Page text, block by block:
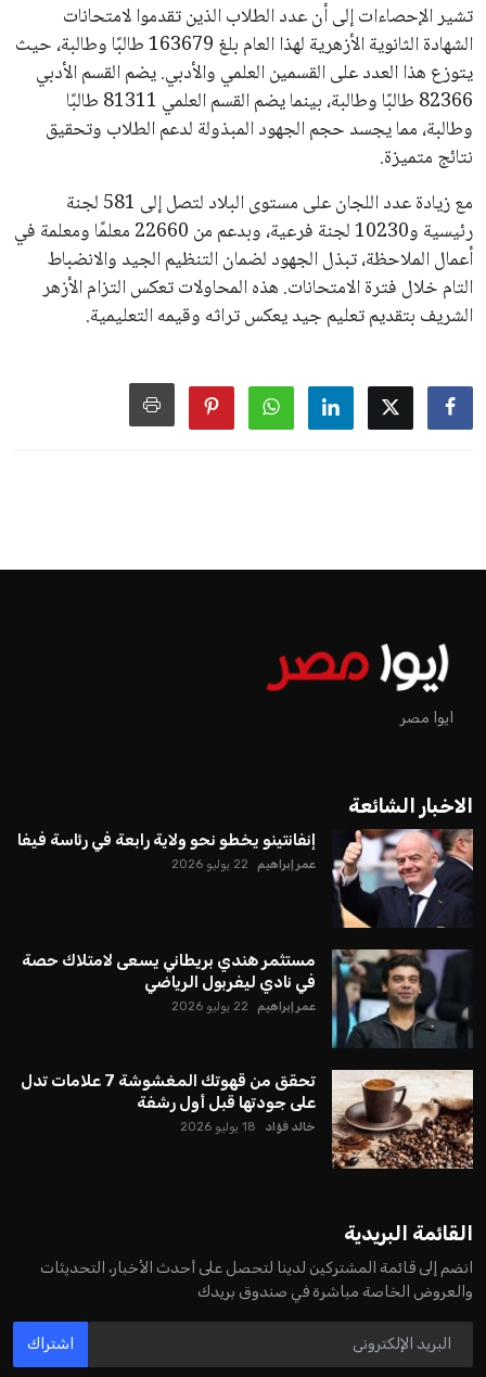
تشير الإحصاءات إلى أن عدد الطلاب الذين تقدموا لامتحانات
الشهادة الثانوية الأزهرية لهذا العام بلغ 163679 طالبًا وطالبة، حيث
يتوزع هذا العدد على القسمين العلمي والأدبي. يضم القسم الأدبي
82366 طالبًا وطالبة، بينما يضم القسم العلمي 81311 طالبًا
وطالبة، مما يجسد حجم الجهود المبذولة لدعم الطلاب وتحقيق
نتائج متميزة.
مع زيادة عدد اللجان على مستوى البلاد لتصل إلى 581 لجنة
رئيسية و10230 لجنة فرعية، وبدعم من 22660 معلمًا ومعلمة في
أعمال الملاحظة، تبذل الجهود لضمان التنظيم الجيد والانضباط
التام خلال فترة الامتحانات. هذه المحاولات تعكس التزام الأزهر
الشريف بتقديم تعليم جيد يعكس تراثه وقيمه التعليمية.
ايوا مصر
الاخبار الشائعة
إنفانتينو يخطو نحو ولاية رابعة في رئاسة فيفا
عمر إبراهيم 22 يوليو 2026
مستثمر هندي بريطاني يسعى لامتلاك حصة
في نادي ليفربول الرياضي
عمر إبراهيم 22 يوليو 2026
تحقق من قهوتك المغشوشة 7 علامات تدل
على جودتها قبل أول رشفة
خالد فؤاد 18 يوليو 2026
القائمة البريدية
انضم إلى قائمة المشتركين لدينا لتحصل على أحدث الأخبار، التحديثات
والعروض الخاصة مباشرة في صندوق بريدك
اشتراك